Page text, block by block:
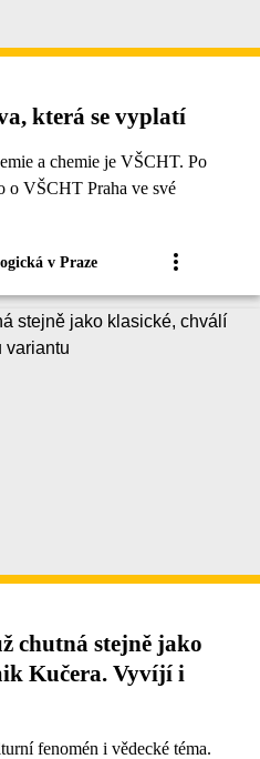
která se vyplatí
a chemie je VŠCHT. Po
o VŠCHT Praha ve své
v Praze
chutná stejně jako
Kučera. Vyvíjí i
fenomén i vědecké téma.